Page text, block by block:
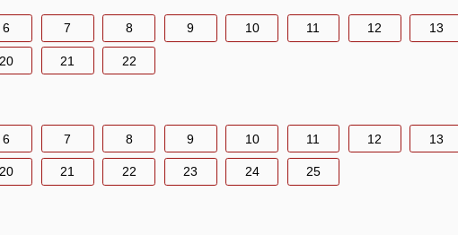
6 7 8 9 10 11 12 13
20 21 22
6 7 8 9 10 11 12 13
20 21 22 23 24 25